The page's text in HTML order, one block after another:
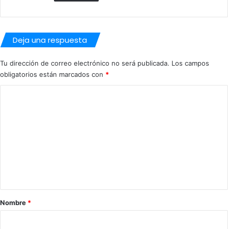
Deja una respuesta
Tu dirección de correo electrónico no será publicada. Los campos
obligatorios están marcados con *
rNombre *